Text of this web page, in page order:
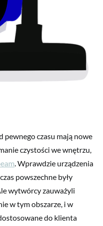
pewnego czasu mają nowe
czystości we wnętrzu,
. Wprawdzie urządzenia
powszechne były
wytwórcy zauważyli
w tym obszarze, i w
do klienta